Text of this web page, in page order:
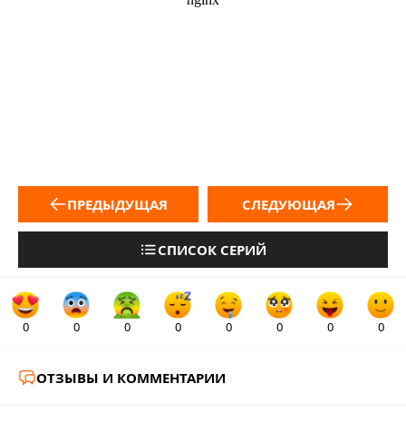
ПРЕДЫДУЩАЯ
СПИСОК СЕРИЙ
СЛЕДУЮЩАЯ
0 0 0 0 0 0 0 0
ОТЗЫВЫ И КОММЕНТАРИИ